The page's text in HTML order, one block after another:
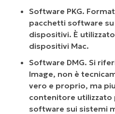
Software PKG.
pacchetti software
dispositivi. È
dispositivi Mac.
Software DMG. Si
Image, non è
vero e proprio, ma
contenitore
software sui sistemi